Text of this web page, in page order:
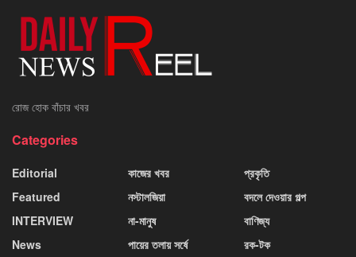
রোজ হোক বাঁচার খবর
Categories
Editorial
Featured
INTERVIEW
News
কাজের খবর
নস্টালজিয়া
না-মানুষ
পায়ের তলায় সর্ষে
প্রকৃতি
বদলে দেওয়ার গল্প
বাণিজ্য
রক-টক